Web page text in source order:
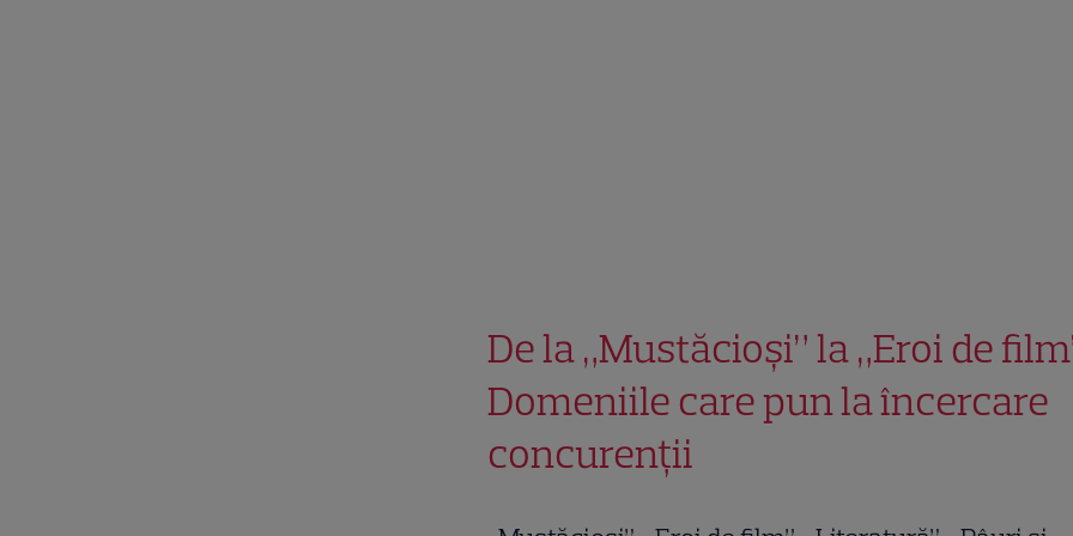
De la „Mustăcioși” la „Eroi de
Domeniile care pun la încercare
concurenții